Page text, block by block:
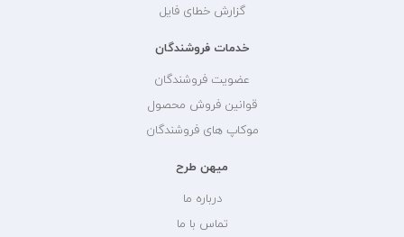
گزارش خطای فایل
خدمات فروشندگان
عضویت فروشندگان
قوانین فروش محصول
موکاپ های فروشندگان
میهن طرح
درباره ما
تماس با ما